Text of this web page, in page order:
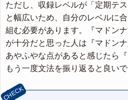
ただし、収録レベルが「定期テ
と幅広いため、自分のレベルに
組む必要があります。『マドン
が十分だと思った人は『マドン
あやふやな点があると感じたら
もう一度文法を振り返ると良いで